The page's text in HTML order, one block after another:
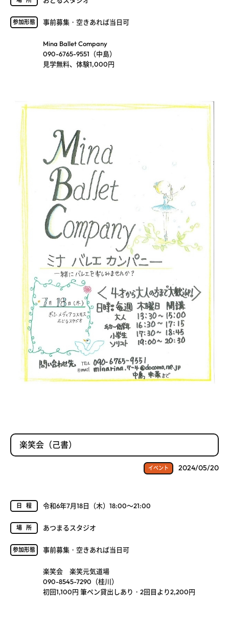
参加形態 事前募集・空きあれば当日可
Mina Ballet Company
090-6765-9551（中島）
見学無料、体験1,000円
楽笑会（己書）
イベント 2024/05/20
日程 令和6年7月18日（木）18:00～21:00
場所 あつまるスタジオ
参加形態 事前募集・空きあれば当日可
楽笑会 楽笑元気道場
090-8545-7290（桂川）
初回1,100円 筆ペン貸出しあり・2回目より2,200円